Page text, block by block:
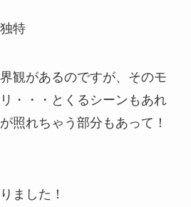
特
観があるのですが、そのモ
・・・とくるシーンもあれ
照れちゃう部分もあって！
ました！